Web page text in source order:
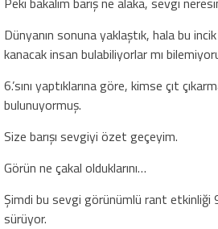
Dünyanın sonuna yaklaştık, hala bu
kanacak insan bulabiliyorlar mı
6.’sını yaptıklarına göre, kimse çıt
bulunuyormuş.
Size barışı sevgiyi özet geçeyim.
Görün ne çakal olduklarını…
Şimdi bu sevgi görünümlü rant etkinliği
sürüyor.